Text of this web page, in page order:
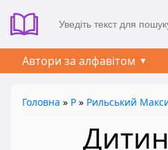
Автори за алфавітом
Головна » Р » Рильський